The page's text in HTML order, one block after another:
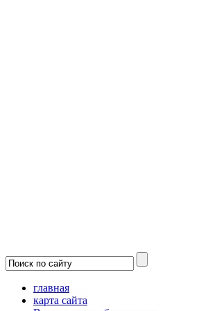
главная
карта сайта